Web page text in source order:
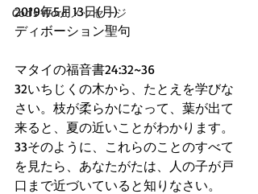
God's Word メッセージ
2019年5月13日(月)
ディボーション聖句
マタイの福音書24:32~36
32いちじくの木から、たとえを学びな
さい。枝が柔らかになって、葉が出て
来ると、夏の近いことがわかります。
33そのように、これらのことのすべて
を見たら、あなたがたは、人の子が戸
口まで近づいていると知りなさい。